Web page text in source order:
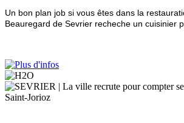
Un bon plan job si vous êtes dans la
Beauregard de Sevrier recheche un cuisinier
Saint-Jorioz